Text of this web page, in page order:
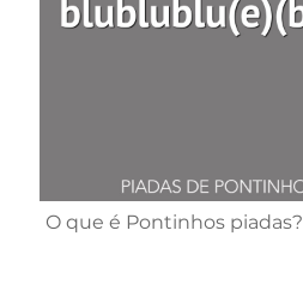
O que é Pontinhos piadas?